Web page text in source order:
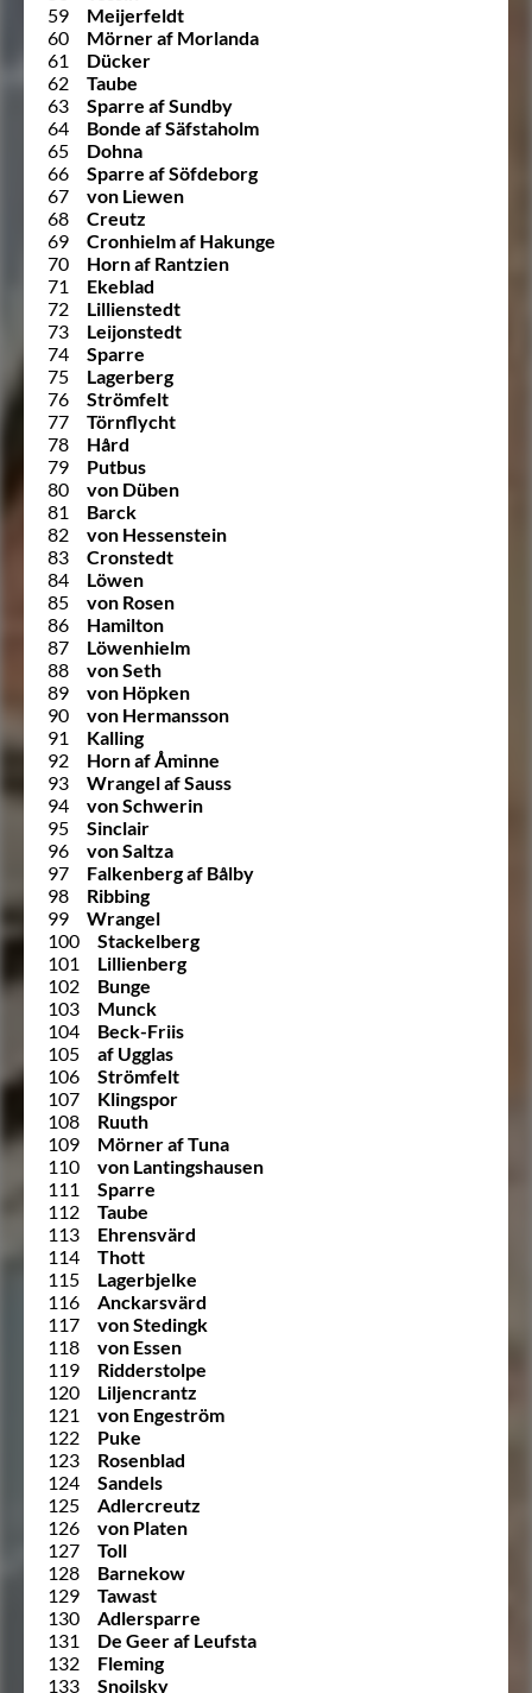
59
Meijerfeldt
60
Mörner af Morlanda
61
Dücker
62
Taube
63
Sparre af Sundby
64
Bonde af Säfstaholm
65
Dohna
66
Sparre af Söfdeborg
67
von Liewen
68
Creutz
69
Cronhielm af Hakunge
70
Horn af Rantzien
71
Ekeblad
72
Lillienstedt
73
Leijonstedt
74
Sparre
75
Lagerberg
76
Strömfelt
77
Törnflycht
78
Hård
79
Putbus
80
von Düben
81
Barck
82
von Hessenstein
83
Cronstedt
84
Löwen
85
von Rosen
86
Hamilton
87
Löwenhielm
88
von Seth
89
von Höpken
90
von Hermansson
91
Kalling
92
Horn af Åminne
93
Wrangel af Sauss
94
von Schwerin
95
Sinclair
96
von Saltza
97
Falkenberg af Bålby
98
Ribbing
99
Wrangel
100
Stackelberg
101
Lillienberg
102
Bunge
103
Munck
104
Beck-Friis
105
af Ugglas
106
Strömfelt
107
Klingspor
108
Ruuth
109
Mörner af Tuna
110
von Lantingshausen
111
Sparre
112
Taube
113
Ehrensvärd
114
Thott
115
Lagerbjelke
116
Anckarsvärd
117
von Stedingk
118
von Essen
119
Ridderstolpe
120
Liljencrantz
121
von Engeström
122
Puke
123
Rosenblad
124
Sandels
125
Adlercreutz
126
von Platen
127
Toll
128
Barnekow
129
Tawast
130
Adlersparre
131
De Geer af Leufsta
132
Fleming
133
Snoilsky